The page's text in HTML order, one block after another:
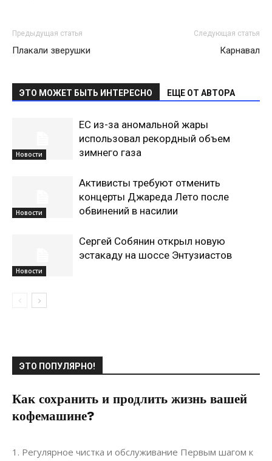
Предыдущая статья
Плакали зверушки
Следующая статья
Карнавал
ЭТО МОЖЕТ БЫТЬ ИНТЕРЕСНО ЕЩЕ ОТ АВТОРА
Новости
ЕС из-за аномальной жары
использовал рекордный объем
зимнего газа
Новости
Активисты требуют отменить
концерты Джареда Лето после
обвинений в насилии
Новости
Сергей Собянин открыл новую
эстакаду на шоссе Энтузиастов
ЭТО ПОПУЛЯРНО!
Как сохранить и продлить жизнь вашей
кофемашине?
04.05.2024
1. Регулярное чистка и обслуживание Первым шагом к